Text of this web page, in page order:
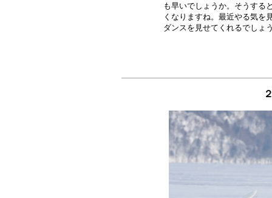
も早いでしょうか。そうする
くなりますね。最近やる気を